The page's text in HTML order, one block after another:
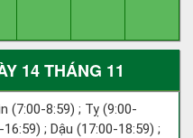
14 THÁNG 11
(7:00-8:59) ; Tỵ (9:00-
; Dậu (17:00-18:59) ;